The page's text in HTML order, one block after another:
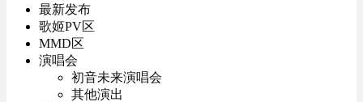
最新发布
歌姬PV区
MMD区
演唱会
初音未来演唱会
其他演出